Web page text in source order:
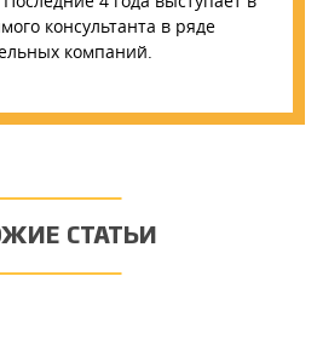
консультанта в ряде
компаний.
СТАТЬИ